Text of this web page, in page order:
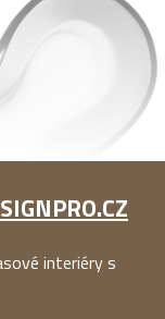
interiéry s